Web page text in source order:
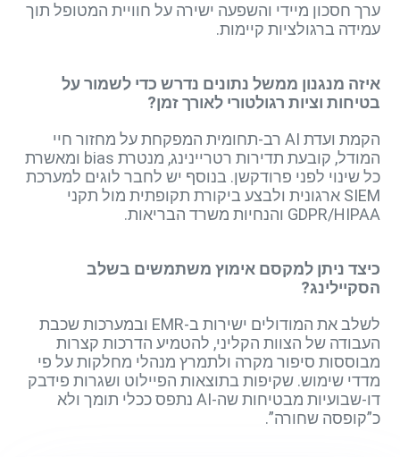
ערך חסכון מיידי והשפעה ישירה על חוויית המטופל תוך
עמידה ברגולציות קיימות.
איזה מנגנון ממשל נתונים נדרש כדי לשמור על
בטיחות וציות רגולטורי לאורך זמן?
הקמת ועדת AI רב-תחומית המפקחת על מחזור חיי
המודל, קובעת תדירות רטריינינג, מנטרת bias ומאשרת
כל שינוי לפני פרודקשן. בנוסף יש לחבר לוגים למערכת
SIEM ארגונית ולבצע ביקורת תקופתית מול תקני
GDPR/HIPAA והנחיות משרד הבריאות.
כיצד ניתן למקסם אימוץ משתמשים בשלב
הסקיילינג?
לשלב את המודולים ישירות ב-EMR ובמערכות שכבת
העבודה של הצוות הקליני, להטמיע הדרכות קצרות
מבוססות סיפור מקרה ולתמרץ מנהלי מחלקות על פי
מדדי שימוש. שקיפות בתוצאות הפיילוט ושגרות פידבק
דו-שבועיות מבטיחות שה-AI נתפס ככלי תומך ולא
כ”קופסה שחורה”.